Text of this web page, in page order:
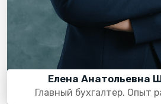
Елена Анатольевна
Главный бухгалтер. Опыт